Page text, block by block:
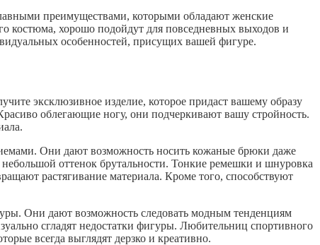
преимуществами, которыми обладают женские
костюма, хорошо подойдут для повседневных выходов и
особенностей, присущих вашей фигуре.
эксклюзивное изделие, которое придаст вашему образу
облегающие ногу, они подчеркивают вашу стройность.
Они дают возможность носить кожаные брюки даже
оттенок брутальности. Тонкие ремешки и шнуровка
растягивание материала. Кроме того, способствуют
Они дают возможность следовать модным тенденциям
сгладят недостатки фигуры. Любительниц спортивного
всегда выглядят дерзко и креативно.